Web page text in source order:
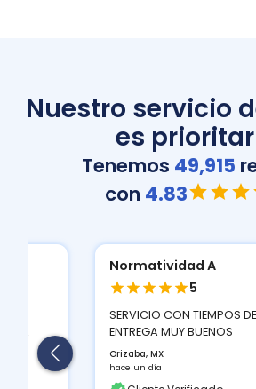
Nuestro servicio
es
Tenemos 49,915
con 4.83
Normatividad A
5
SERVICIO CON TIEMPOS DE
ENTREGA MUY BUENOS
Orizaba, MX
hace un día